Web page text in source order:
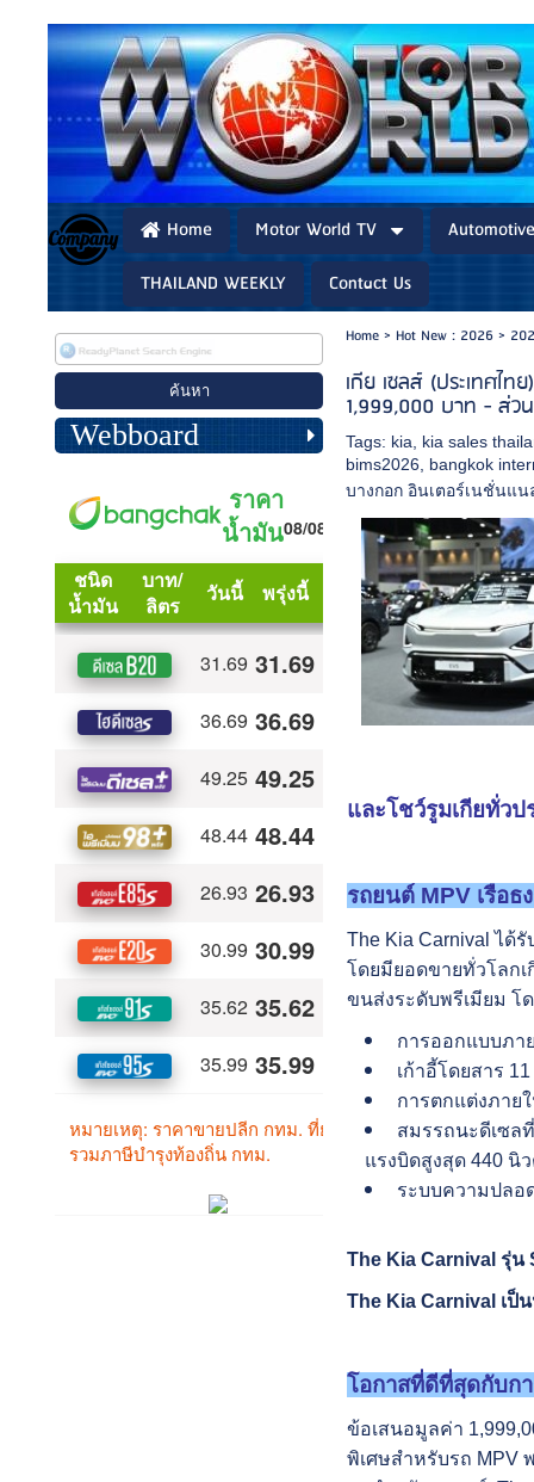
Home Motor World TV
THAILAND WEEKLY
Contact Us
Webboard
Home> Hot New : 2026>
เกีย เซลส์ (ประเทศไ
1,999,000 บาท - ส่ว
Tags: kia
kia sales
bims2026 bangkok
บางกอก อินเตอร์เนชั่นแน
และโชว์รูมเกียทั่วป
รถยนต์MPV เรือธ
The Kia Carnival ได้
โดยมียอดขายทั่วโลก
ขนส่งระดับพรีเมียม โ
การออกแบบภา
เก้าอี้โดยสาร
การตกแต่งภาย
สมรรถนะดีเซล
แรงบิดสูงสุด 440 นิ
ระบบความปลอ
The Kia Carnival รุ่
The Kia Carnival เป็
โอกาสที่ดีที่สุดกับกา
ข้อเสนอมูลค่า
พิเศษสําหรับรถ MPV